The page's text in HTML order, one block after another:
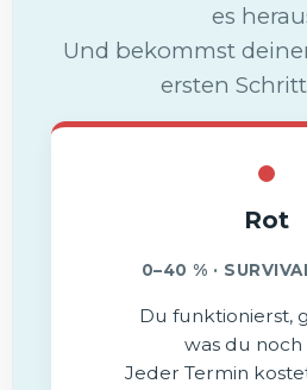
es
Und bekommst
ersten
Rot
0–40 % ·
Du funktionierst,
was du noch
Jeder Termin